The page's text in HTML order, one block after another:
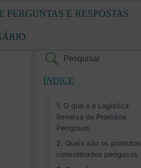
PERGUNTAS E RESPOSTAS
ÍNDICE
O que é a Logística
Reversa de Produtos
Perigosos
Quais são os produtos
considerados perigosos